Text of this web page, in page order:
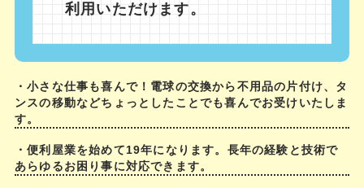
利用いただけます。
・小さな仕事も喜んで！電球の交換から不用品の片付け、タ
ンスの移動などちょっとしたことでも喜んでお受けいたしま
す。
・便利屋業を始めて19年になります。長年の経験と技術で
あらゆるお困り事に対応できます。